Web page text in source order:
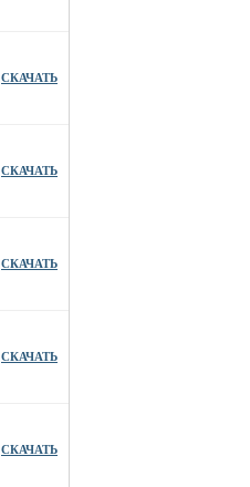
СКАЧАТЬ
СКАЧАТЬ
СКАЧАТЬ
СКАЧАТЬ
СКАЧАТЬ